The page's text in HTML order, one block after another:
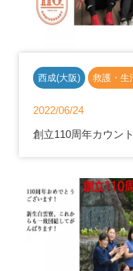
西成(大阪) 救護・生
2022/06/24
創立110周年カウン